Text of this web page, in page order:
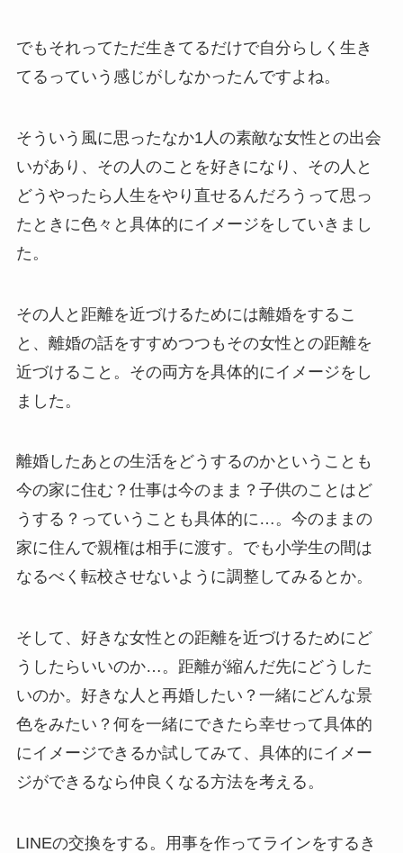
でもそれってただ生きてるだけで自分らしく生き
てるっていう感じがしなかったんですよね。
そういう風に思ったなか1人の素敵な女性との出会
いがあり、その人のことを好きになり、その人と
どうやったら人生をやり直せるんだろうって思っ
たときに色々と具体的にイメージをしていきまし
た。
その人と距離を近づけるためには離婚をするこ
と、離婚の話をすすめつつもその女性との距離を
近づけること。その両方を具体的にイメージをし
ました。
離婚したあとの生活をどうするのかということも
今の家に住む？仕事は今のまま？子供のことはど
うする？っていうことも具体的に…。今のままの
家に住んで親権は相手に渡す。でも小学生の間は
なるべく転校させないように調整してみるとか。
そして、好きな女性との距離を近づけるためにど
うしたらいいのか…。距離が縮んだ先にどうした
いのか。好きな人と再婚したい？一緒にどんな景
色をみたい？何を一緒にできたら幸せって具体的
にイメージできるか試してみて、具体的にイメー
ジができるなら仲良くなる方法を考える。
LINEの交換をする。用事を作ってラインをするき